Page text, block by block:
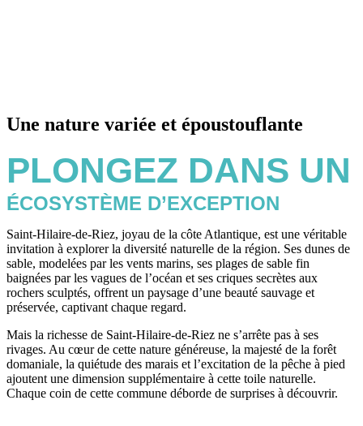
Une nature variée et époustouflante
PLONGEZ DANS UN
ÉCOSYSTÈME D’EXCEPTION
Saint-Hilaire-de-Riez, joyau de la côte Atlantique, est une véritable
invitation à explorer la diversité naturelle de la région. Ses dunes de
sable, modelées par les vents marins, ses plages de sable fin
baignées par les vagues de l’océan et ses criques secrètes aux
rochers sculptés, offrent un paysage d’une beauté sauvage et
préservée, captivant chaque regard.
Mais la richesse de Saint-Hilaire-de-Riez ne s’arrête pas à ses
rivages. Au cœur de cette nature généreuse, la majesté de la forêt
domaniale, la quiétude des marais et l’excitation de la pêche à pied
ajoutent une dimension supplémentaire à cette toile naturelle.
Chaque coin de cette commune déborde de surprises à découvrir.